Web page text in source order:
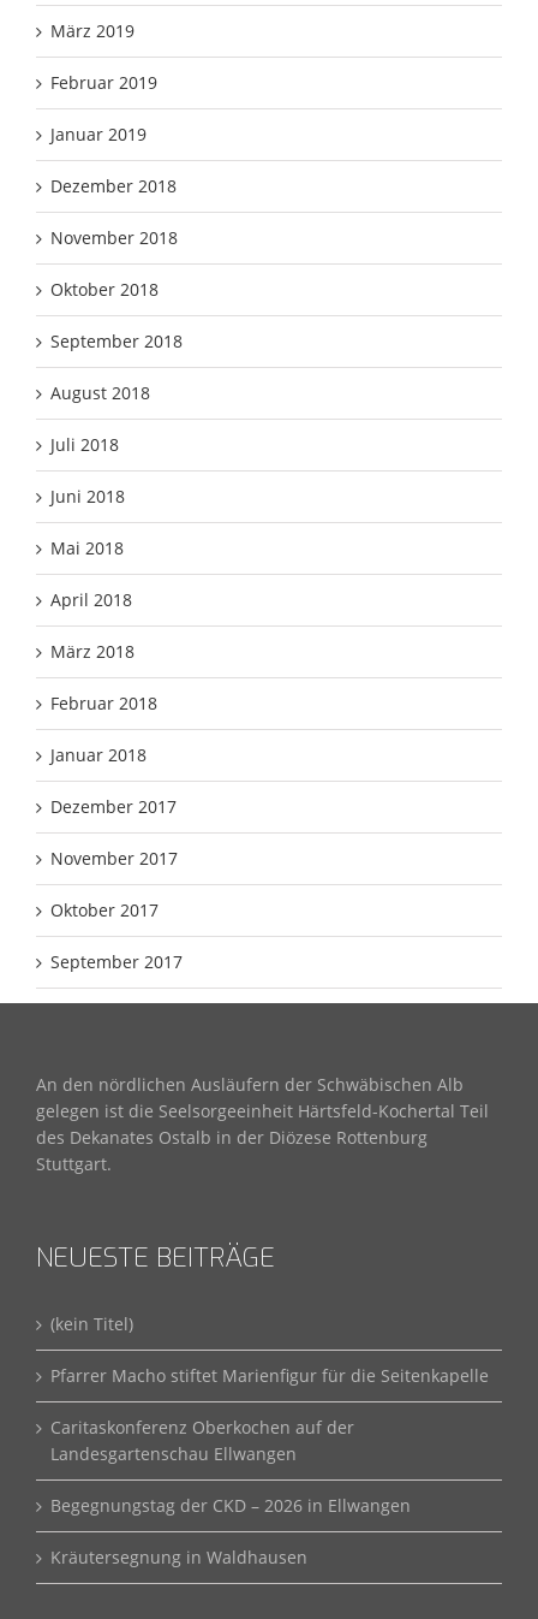
März 2019
Februar 2019
Januar 2019
Dezember 2018
November 2018
Oktober 2018
September 2018
August 2018
Juli 2018
Juni 2018
Mai 2018
April 2018
März 2018
Februar 2018
Januar 2018
Dezember 2017
November 2017
Oktober 2017
September 2017
An den nördlichen Ausläufern der Schwäbischen Alb
gelegen ist die Seelsorgeeinheit Härtsfeld-Kochertal Teil
des Dekanates Ostalb in der Diözese Rottenburg
Stuttgart.
NEUESTE BEITRÄGE
(kein Titel)
Pfarrer Macho stiftet Marienfigur für die Seitenkapelle
Caritaskonferenz Oberkochen auf der
Landesgartenschau Ellwangen
Begegnungstag der CKD – 2026 in Ellwangen
Kräutersegnung in Waldhausen